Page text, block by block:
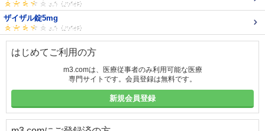
ザイザル錠5mg
はじめてご利用の方
m3.comは、医療従事者のみ利用可能な医療
専門サイトです。会員登録は無料です。
新規会員登録